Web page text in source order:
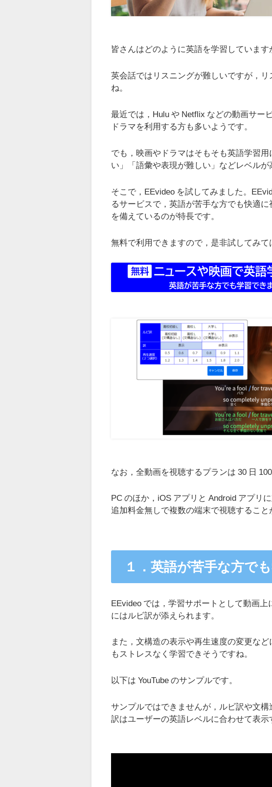
皆さんはどのように英語を学習しています
英会話ではリスニングが難しいですが，
ね。
最近では，Hulu や Netflix などの動画サー
ドラマを利用する方も多いようです。
でも，映画やドラマはそもそも英語学習
い」「語彙や表現が難しい」などレベル
そこで，EEvideo を試してみました。
るサービスで，英語が苦手な方でも快適
を備えているのが特長です。
無料で利用できますので，是非試してみて
なお，全動画を視聴するプランは 30 日
PC のほか，iOS アプリと Android アプリ
追加料金無しで複数の端末で視聴すること
１．英語が苦手な方で
EEvideo では，学習サポートとして動画
にはルビ訳が添えられます。
また，文構造の表示や再生速度の変更な
もストレスなく学習できそうですね。
以下は YouTube のサンプルです。
サンプルではできませんが，ルビ訳や文
訳はユーザーの英語レベルに合わせて表示